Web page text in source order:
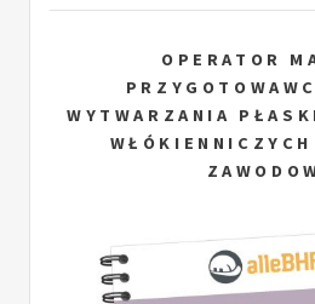
OPERATOR
WYTWARZANIA